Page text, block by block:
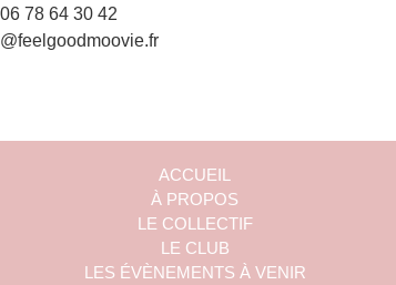
06 78 64 30 42
@feelgoodmoovie.fr
ACCUEIL
À PROPOS
LE COLLECTIF
LE CLUB
LES ÉVÈNEMENTS À VENIR